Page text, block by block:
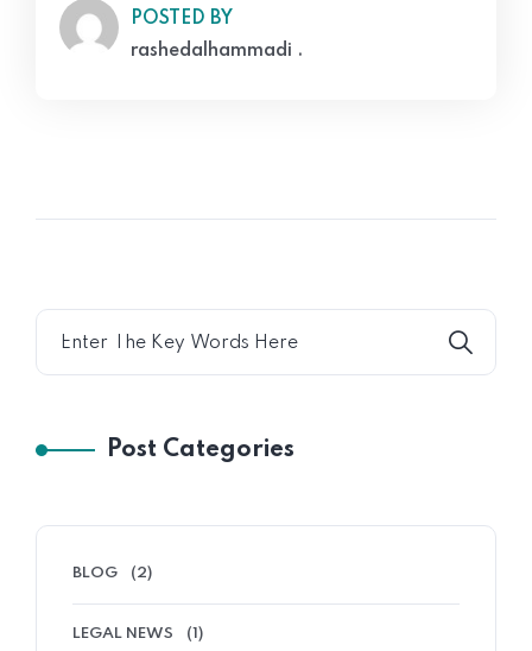
POSTED BY
rashedalhammadi .
Post Categories
BLOG (2)
LEGAL NEWS (1)